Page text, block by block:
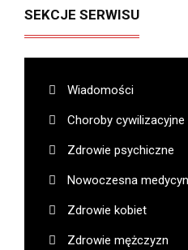
SEKCJE SERWISU
Wiadomości
Choroby
Zdrowie psychiczne
Nowoczesna
Zdrowie kobiet
Zdrowie mężczyzn